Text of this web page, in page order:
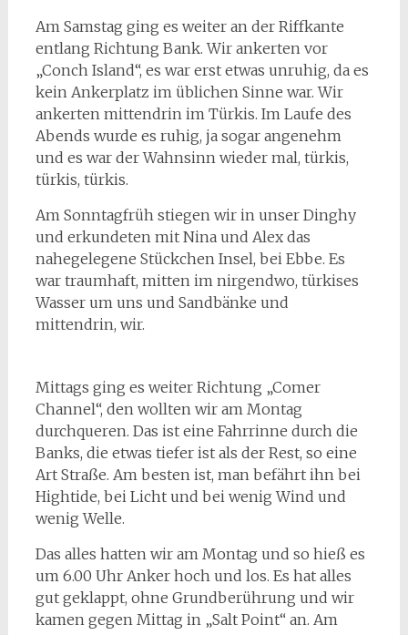
Am Samstag ging es weiter an der Riffkante
entlang Richtung Bank. Wir ankerten vor
„Conch Island“, es war erst etwas unruhig, da es
kein Ankerplatz im üblichen Sinne war. Wir
ankerten mittendrin im Türkis. Im Laufe des
Abends wurde es ruhig, ja sogar angenehm
und es war der Wahnsinn wieder mal, türkis,
türkis, türkis.
Am Sonntagfrüh stiegen wir in unser Dinghy
und erkundeten mit Nina und Alex das
nahegelegene Stückchen Insel, bei Ebbe. Es
war traumhaft, mitten im nirgendwo, türkises
Wasser um uns und Sandbänke und
mittendrin, wir.
Mittags ging es weiter Richtung „Comer
Channel“, den wollten wir am Montag
durchqueren. Das ist eine Fahrrinne durch die
Banks, die etwas tiefer ist als der Rest, so eine
Art Straße. Am besten ist, man befährt ihn bei
Hightide, bei Licht und bei wenig Wind und
wenig Welle.
Das alles hatten wir am Montag und so hieß es
um 6.00 Uhr Anker hoch und los. Es hat alles
gut geklappt, ohne Grundberührung und wir
kamen gegen Mittag in „Salt Point“ an. Am